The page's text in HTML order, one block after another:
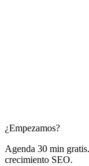
¿Empezamos?
Agenda 30 min
crecimiento SEO.